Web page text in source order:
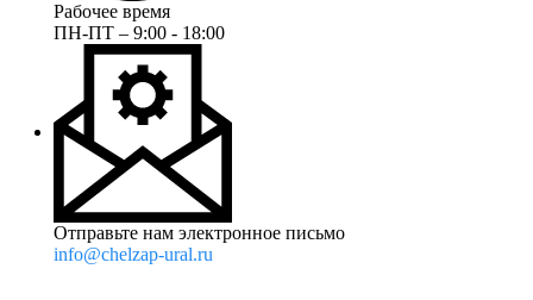
Рабочее время
ПН-ПТ – 9:00 - 18:00
Отправьте нам электронное письмо
info@chelzap-ural.ru